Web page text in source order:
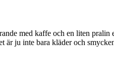
med kaffe och en liten
ju inte bara kläder och